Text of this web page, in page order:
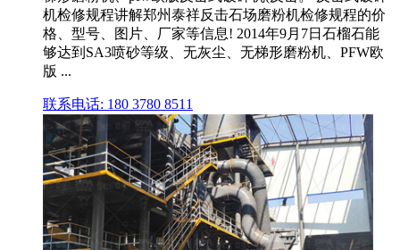
机检修规程讲解郑州泰祥反击石场磨粉机检修规程的价
格、型号、图片、厂家等信息! 2014年9月7日石榴石能
够达到SA3喷砂等级、无灰尘、无梯形磨粉机、PFW欧
版 ...
联系电话: 180 3780 8511